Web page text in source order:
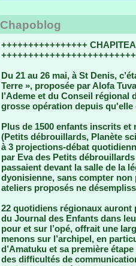
Chapoblog
++++++++++++++++
Du 21 au 26 mai, à St Denis,
Terre », proposée par Alofa
l’Ademe et du Conseil régional
grosse opération depuis qu'elle
Plus de 1500 enfants inscrits
(Petits débrouillards, Planète
à 3 projections-débat
par Eva des Petits
passaient devant la salle de la
dyonisienne, sans compter non
ateliers proposés ne
22 quotidiens régionaux
du Journal des Enfants dans
pour et sur l’opé, offrait une
menons sur l’archipel, en
d’Amatuku et sa première
des difficultés de